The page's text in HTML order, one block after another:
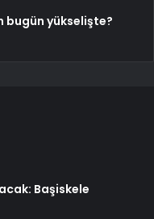
bugün yükselişte?
Başiskele